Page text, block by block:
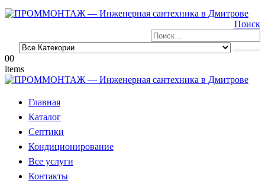
Поиск
00
items
Главная
Каталог
Септики
Кондиционирование
Все услуги
Контакты